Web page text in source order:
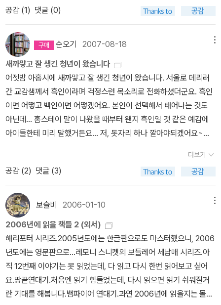
만한 책은 못되요. 가격도 비싸고... * 그외에 '트와일라잇'의 부속품
들입니다. ^^ ㅎㅎ 어쨌거나 '트와일라잇'팬들의 돈을 빼앗아 먹으려
고 나온것들이지요. 37~41. Percy Jackson 시리즈 책
구매한 기억에도 없는데, 책장에 떡하니 꽂혀있는것이 이 책이었어
요.^^;; 몇권이 완결이 되는지도 모른채 4권까지 구매하다가 계속 시
리즈로 나오길래 그때부터 그냥 두고 봤던것 같아요. 5권으로 완결
되면서 마침 도서관에 마지막권도 있겠다.. 싶어 읽기 시작했는데, 기
대 이상으로 너무 재미있게 읽은 책이었답니다. 그리스 로마 신화를
현대 시간으로 옮겨 재해석한 판타지 모험 성장 문학인데, 이 책을 읽
으면서 그리스 신화를 다시 읽고 싶다는 욕망을 읽으킬 만큼 무척 흥
영화 덕분에 어린이용이 아닌 성인판으로 1권이 합본되어 출판되어
읽으면서 이 시리즈를 시작하게 되었거든요. 영화가 성공했더라면 더
인기가 있었을텐데... 아무래도 이 시리즈를 보면 '해리포터'를 떠올
릴수 밖에 없네요. 책을 다 읽고 나서야 오디오북을 발견했습니
다. 다시 읽어보고 싶은 시리즈인지라, 다음에 오디오북과 함께 다시
읽어볼 예정이예요. 일반적인 양장본들에 비해 가벼워서 좋았어
요. 영어책을 잘 살펴보면 미국판과 영국판으로 구분해서 판매되기
도 하더군요. 아무래도 저는 미국판이 더 좋긴하지만, 가끔 가격 때문
에 영국판을 구매하기도 하지요. 퍼시잭슨 시리즈가 어린이용
이긴 한데, 번역하면서 분량이 많아지다보니 어쩔수 없이 분권이 되
었네요. 원서를 읽으면 좋겠지만, 이 시리즈는 아이들이 이해하기
나고 대피소에 있던 주민들이 집으로 복귀하면서 '다음 훈련에는 이
명박 대통령과 국회의원들을 연평도에 데려다 놓고 훈련을 했으면 좋
겠다' 고 했던데, 정말 공감되지요. <황해>의 시놉시스는황해를 건
너 온 남자, 모두가 그를 쫓는다!연변에서 택시를 운전하며 구질구질
한 일상을 살아가는 구남(하정우 분). 한국으로 돈 벌러 간 아내는 6
개월째 소식이 없고, 돈을 불리기 위해 마작판에 드나들지만 항상 잃
을 뿐이다. 그러던 어느 날, 살인청부업자 면가(김윤석 분)에게서 한
국에 가서 누군가를 죽이고 오라는 제안을 받게 된 구남은 빚을 갚기
위해, 그리고 아내를 만나기 위해 황해를 건너는데…구남은 지독한 놈
보면... <황해>는 빚을 갚기 위해 황해를 건너 온 남자가 살인자 누명
을 쓴 채 지독한 놈들에게 쫓기면서 벌이는 절박한 사투를 그린 영화
로, 액션 스릴러라는 장르 하에 더욱 거대해진 스케일과 강렬해진 액
션, 깊어진 드라마를 선보일 예정이다.1년에 가까운 긴 촬영 기간 끝
에 두 번째 작품을 선보이게 된 나홍진 감독은 자신만의 이유있는 고
집으로 <황해>를 완성시켰다. 리얼리티와 디테일에 대한 지독한 열
정, 하정우, 김윤석과의 두터운 신뢰, 그리고 그 누구도 시도해본 적
없는 대규모 차량 전복씬 등 새로운 도전까지, <황해>는 나홍진 감독
의 이유있는 고집으로 무장한 야심작으로서 다시 한번 대한민국에 센
세이션을 불러 일으킬 것이다.그러고 보니, 나는 스릴러 영화를 즐기
는 매니아라 이런 영화는 빼놓지 않고 다 보는 거 같아요.추격자와 비
출하는 장면이지요. 겉표지를 떼어내니 좀 볼품 없네요. 세워서 겉표
는 자동차 폴리 주스를 마시고 변신다양한 책들이 출판된것을 보면
해리포터가 얼마나 인기가 있는지 알수 있지요.
공감 (1) 댓글 (0)
순오기 2007-08-18
새까맣고 잘 생긴 청년이 왔습니다
어젯밤 아홉시에 새까맣고 잘 생긴 청년이 왔습니다. 서울로 데리러
간 교감샘께서 흑인이라며 걱정스런 목소리로 전화하셨더군요. 흑인
이면 어떻고 백인이면 어떻겠어요. 본인이 선택해서 태어나는 것도
아닌데... 홈스테이 말이 나왔을 때부터 왠지 흑인일 것 같은 예감에
아이들한테 미리 말했거든요... 저, 돗자리 하나 깔아야되겠어요~ㅎ
라는데, 딱 보기에도 착하고 범생이 같아요. 이름은 '버논 캐스카트(V
ernon Cathcart) 22살, 노스캐롤라이나 대학 졸업하고, 한국문화
와 한국어를 배우기 위해 왔답니다. 고려대에서 3주, 경원대에서 1주
한국어와 한국을 배웠다는데 한글도 잘 읽는군요.우리에게 말도 잘
걸고 아주 귀엽게 굴어요. 좋아하는 한국가수는 슈퍼주니어와 비라는
데, 역시 젊음은 국경도 초월합니다!어젯밤엔, 잠들기 전에 읽을 책을
달라기에, 영어로 된 '광수생각'을 주었더니 펼쳐보며 웃더군요. 웃음
은 만국 공통어임을 알 수 있습니다. 그리고 전세계 독자들을 열광케
한 해리포터를 주었는데, 해리포터는 안 읽었다는군요.좋아하는한국
음식은 '김밥, 비빔밥, 떡, 유과...' 라고 하기에, 아침엔 김밥을 쌌어요.
쇠고기 돼지고기는 안 먹고 닭고기 오리고기는 먹는다기에, 점심엔
더보기
공감 (2) 댓글 (3)
보슬비 2006-01-10
2006년에 읽을 책들 2 (외서)
해리포터 시리즈.2005년도에는 한글판으로도 마스터했으니, 2006
년도에는 영문판으로...레모니 스니켓의 보들레어 세남매 시리즈.아
직 12번째 이야기는 못 읽었는데, 다 읽고 다시 한번 읽어보고 싶어
요.땅끝연대기.처음엔 읽기 힘들었는데, 다시 읽으면 읽기 쉬워질거
란 기대를 해봅니다.뱀파이어 연대기.과연 2006년에 읽을지는 몰겠